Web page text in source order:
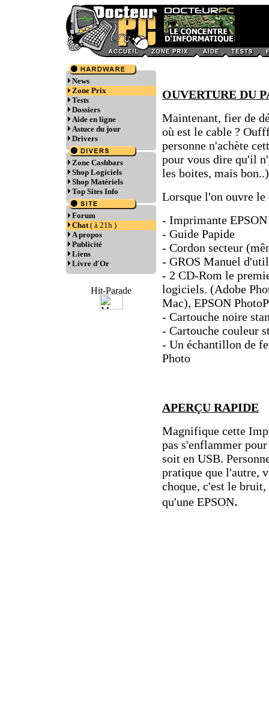
News
Zone Prix
Tests
Dossiers
Aide en ligne
Astuce du jour
Drivers
Zone Cashbars
Shop Logiciels
Shop Matériels
Top Sites Info
Forum
Chat( à 21h )
A propos
Publicité
Liens
Livre d'Or
OUVERTURE DU
Maintenant, fier de
où est le cable ?
personne n'achète
pour vous dire qu'il
les boites, mais
Lorsque l'on ouvre
- Imprimante
- Guide Papide
- Cordon secteur
- GROS Manuel
- 2 CD-Rom le
logiciels. (Adobe
Mac), EPSON
- Cartouche noire
- Cartouche couleur
- Un échantillon de
Photo
APERÇU RAPIDE
Magnifique cette
pas s'enflammer
soit en USB.
pratique que l'autre,
choque, c'est le
qu'une EPSON.